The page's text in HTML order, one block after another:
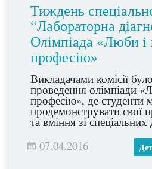
Тиждень
“Лабораторна
Олімпіада «Люби і
професію»
Викладачами комісії
проведення олімпіади
професію», де студенти
продемонструвати свої
та вміння зі
07.04.2016